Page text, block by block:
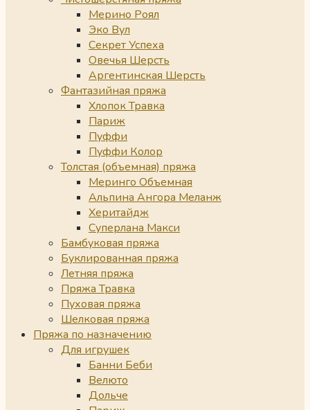
Мерино Роял
Эко Вул
Секрет Успеха
Овечья Шерсть
Аргентинская Шерсть
Фантазийная пряжа
Хлопок Травка
Париж
Пуффи
Пуффи Колор
Толстая (объемная) пряжа
Меринго Объемная
Альпина Ангора Меланж
Херитайдж
Суперлана Макси
Бамбуковая пряжа
Буклированная пряжа
Летняя пряжа
Пряжа Травка
Пуховая пряжа
Шелковая пряжа
Пряжа по назначению
Для игрушек
Банни Беби
Велюто
Дольче